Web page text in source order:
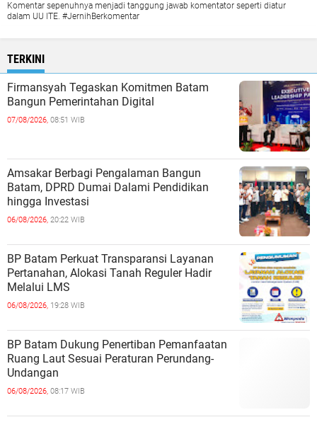
Komentar sepenuhnya menjadi tanggung jawab komentator seperti diatur
dalam UU ITE. #JernihBerkomentar
TERKINI
Firmansyah Tegaskan Komitmen Batam
Bangun Pemerintahan Digital
07/08/2026, 08:51 WIB
Amsakar Berbagi Pengalaman Bangun
Batam, DPRD Dumai Dalami Pendidikan
hingga Investasi
06/08/2026, 20:22 WIB
BP Batam Perkuat Transparansi Layanan
Pertanahan, Alokasi Tanah Reguler Hadir
Melalui LMS
06/08/2026, 19:28 WIB
BP Batam Dukung Penertiban Pemanfaatan
Ruang Laut Sesuai Peraturan Perundang-
Undangan
06/08/2026, 08:17 WIB